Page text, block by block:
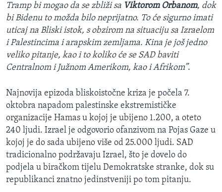
Tramp bi mogao da se zbliži sa Viktorom Orbanom, dok
bi Bidenu to možda bilo neprijatno. To će sigurno imati
uticaj na Bliski istok, s obzirom na situaciju sa Izraelom
i Palestincima i arapskim zemljama. Kina je još jedno
veliko pitanje, kao i to koliko će se SAD baviti
Centralnom i Južnom Amerikom, kao i Afrikom”.
Najnovija epizoda bliskoistočne kriza je počela 7.
oktobra napadom palestinske ekstremističke
organizacije Hamas u kojoj je ubijeno 1.200, a oteto
240 ljudi. Izrael je odgovorio ofanzivom na Pojas Gaze u
kojoj je do sada ubijeno više od 25.000 ljudi. SAD
tradicionalno podržavaju Izrael, što je dovelo do
podjela u biračkom tijelu Demokratske stranke, dok su
republikanci znatno jedinstveniji po tom pitanju.